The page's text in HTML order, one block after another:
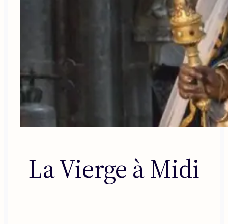
La Vierge à Midi